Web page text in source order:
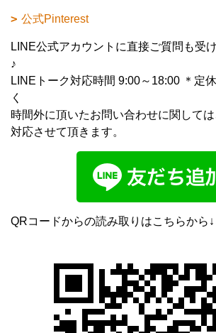
公式Pinterest
LINE公式アカウントに直接ご質問も受
♪
LINEトーク対応時間 9:00～18:00 ＊定
く
時間外に頂いたお問い合わせに関して
対応させて頂きます。
QRコードからの読み取りはこちらから